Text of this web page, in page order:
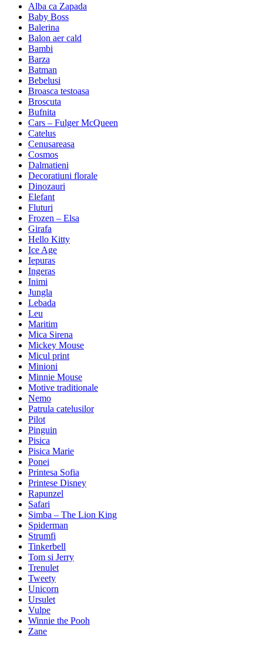
Alba ca Zapada
Baby Boss
Balerina
Balon aer cald
Bambi
Barza
Batman
Bebelusi
Broasca testoasa
Broscuta
Bufnita
Cars – Fulger McQueen
Catelus
Cenusareasa
Cosmos
Dalmatieni
Decoratiuni florale
Dinozauri
Elefant
Fluturi
Frozen – Elsa
Girafa
Hello Kitty
Ice Age
Iepuras
Ingeras
Inimi
Jungla
Lebada
Leu
Maritim
Mica Sirena
Mickey Mouse
Micul print
Minioni
Minnie Mouse
Motive traditionale
Nemo
Patrula catelusilor
Pilot
Pinguin
Pisica
Pisica Marie
Ponei
Printesa Sofia
Printese Disney
Rapunzel
Safari
Simba – The Lion King
Spiderman
Strumfi
Tinkerbell
Tom si Jerry
Trenulet
Tweety
Unicorn
Ursulet
Vulpe
Winnie the Pooh
Zane